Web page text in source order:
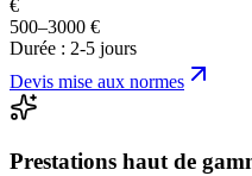
€
500–3000 €
Durée : 2-5 jours
Devis mise aux normes
Prestations haut de